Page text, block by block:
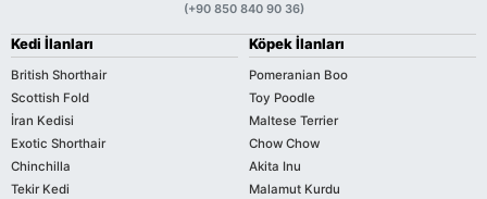
(+90 850 840 90 36)
Kedi İlanları
British Shorthair
Scottish Fold
İran Kedisi
Exotic Shorthair
Chinchilla
Tekir Kedi
Köpek İlanları
Pomeranian Boo
Toy Poodle
Maltese Terrier
Chow Chow
Akita Inu
Malamut Kurdu